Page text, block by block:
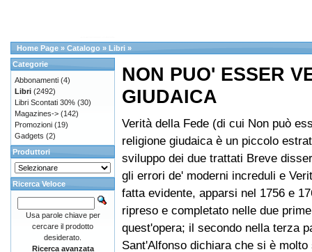
Home Page » Catalogo » Libri »
NON PUO' ESSER
GIUDAICA
Verità della Fede (di cui Non può
religione giudaica è un piccolo
sviluppo dei due trattati Breve
gli errori de' moderni increduli e
fatta evidente, apparsi nel 1756 e
ripreso e completato nelle due
quest'opera; il secondo nella terza
Sant'Alfonso dichiara che si è
Categorie
Abbonamenti (4)
Libri (2492)
Libri Scontati 30% (30)
Magazines-> (142)
Promozioni (19)
Gadgets (2)
Produttori
Ricerca Veloce
Usa parole chiave per
cercare il prodotto
desiderato.
Ricerca avanzata